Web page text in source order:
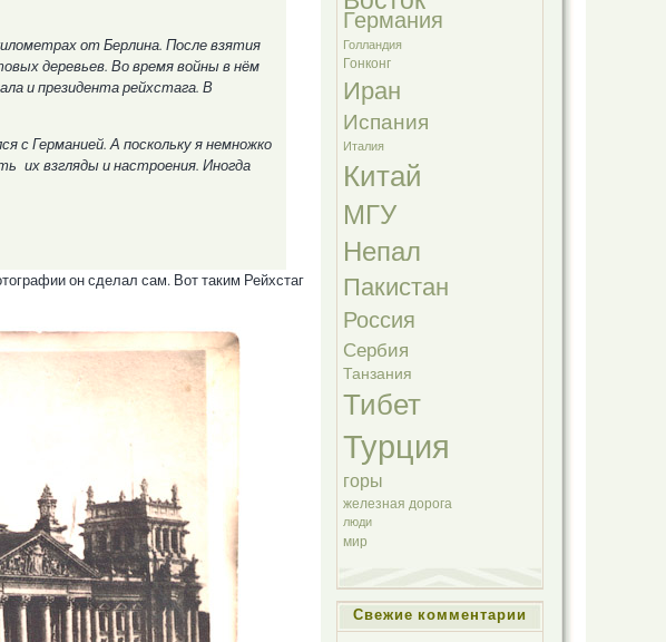
от Берлина. После взятия
деревьев. Во время войны в нём
и президента рейхстага. В
с Германией. А поскольку я немножко
их взгляды и настроения. Иногда
он сделал сам. Вот таким Рейхстаг
Германия
Голландия
Гонконг
Иран
Испания
Италия
Китай
МГУ
Непал
Пакистан
Россия
Сербия
Танзания
Тибет
Турция
горы
железная дорога
люди
мир
Свежие комментарии